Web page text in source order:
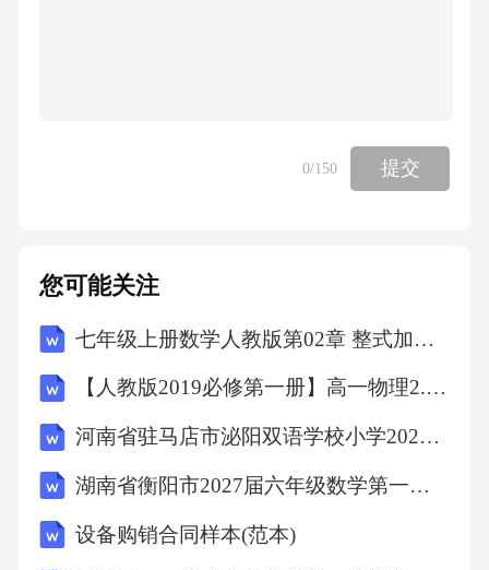
0/150 提交
您可能关注
七年级上册数学人教版第02章 整式加减测试卷（原卷版）
【人教版2019必修第一册】高一物理2.时间 位移（教学设计）教案
河南省驻马店市泌阳双语学校小学2027届数学三上期末综合测试试题含解析
湖南省衡阳市2027届六年级数学第一学期期末综合测试模拟试题含解析
设备购销合同样本(范本)